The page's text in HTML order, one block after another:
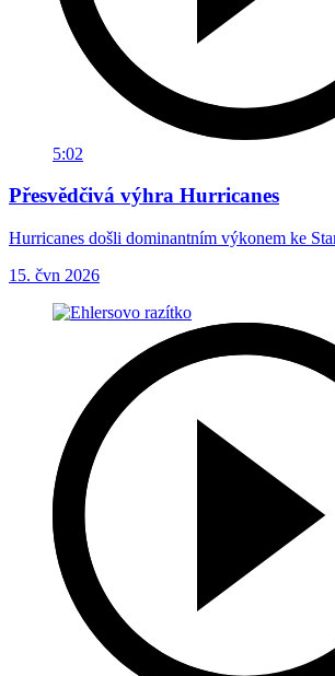
5:02
Přesvědčivá výhra Hurricanes
Hurricanes došli dominantním výkonem ke
15. čvn 2026